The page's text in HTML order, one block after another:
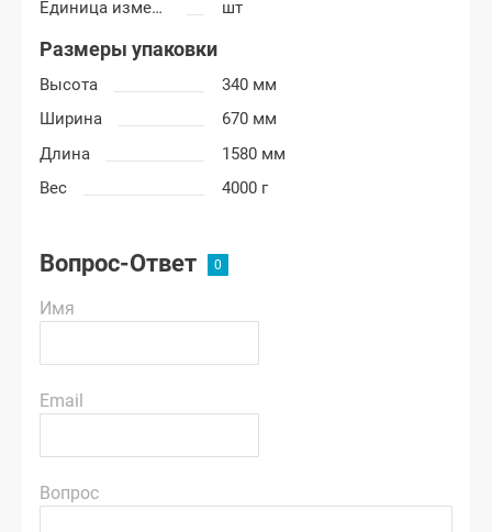
Единица измерения
шт
Размеры упаковки
Высота
340 мм
Ширина
670 мм
Длина
1580 мм
Вес
4000 г
Вопрос-Ответ
Имя
Email
Вопрос